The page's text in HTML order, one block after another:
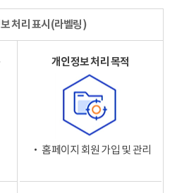
처리 표시(라벨링)
개인정보 처리 목적
‧ 홈페이지 회원 가입 및 관리